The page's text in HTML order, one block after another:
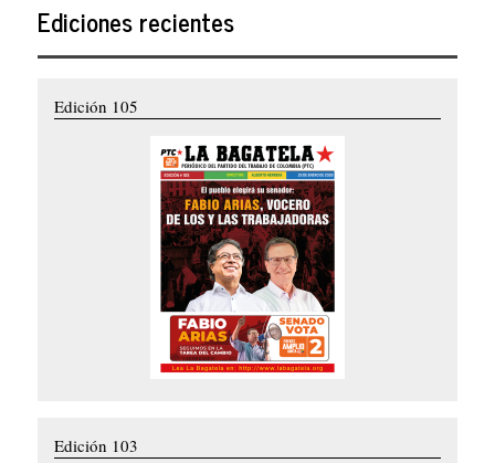
Ediciones recientes
Edición 105
Edición 103